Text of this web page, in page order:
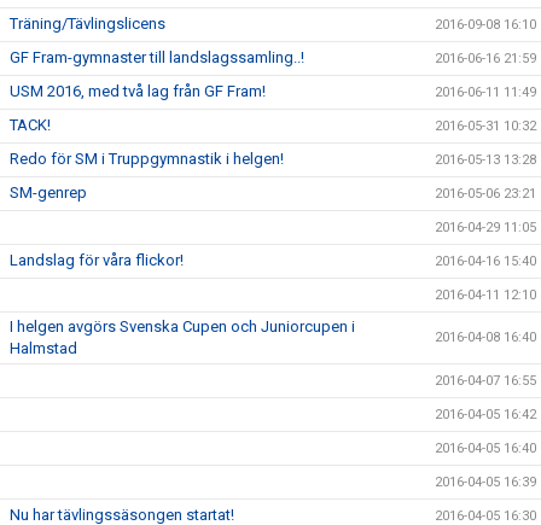
Träning/Tävlingslicens 2016-09-08 16:10
GF Fram-gymnaster till landslagssamling..! 2016-06-16 21:59
USM 2016, med två lag från GF Fram! 2016-06-11 11:49
TACK! 2016-05-31 10:32
Redo för SM i Truppgymnastik i helgen! 2016-05-13 13:28
SM-genrep 2016-05-06 23:21
2016-04-29 11:05
Landslag för våra flickor! 2016-04-16 15:40
2016-04-11 12:10
I helgen avgörs Svenska Cupen och Juniorcupen i
Halmstad
2016-04-08 16:40
2016-04-07 16:55
2016-04-05 16:42
2016-04-05 16:40
2016-04-05 16:39
Nu har tävlingssäsongen startat! 2016-04-05 16:30